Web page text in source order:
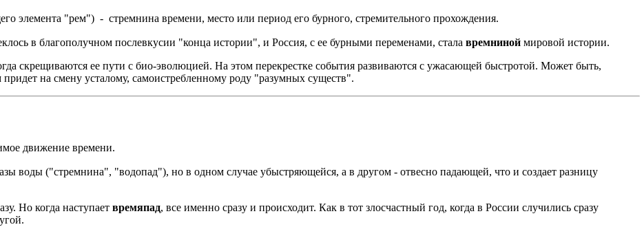
элемента "рем") - стремнина времени, место или период его бурного, стремительного прохождения.
в благополучном послевкусии "конца истории", и Россия, с ее бурными переменами, стала времниной мировой истории.
скрещиваются ее пути с био-эволюцией. На этом перекрестке события развиваются с ужасающей быстротой. Может быть,
на смену усталому, самоистребленному роду "разумных существ".
движение времени.
воды ("стремнина", "водопад"), но в одном случае убыстряющейся, а в другом - отвесно падающей, что и создает разницу
Но когда наступает времяпад, все именно сразу и происходит. Как в тот злосчастный год, когда в России случились сразу